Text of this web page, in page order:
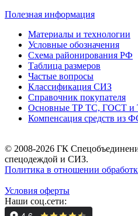
Полезная информация
Материалы и технологии
Условные обозначения
Схема районирования РФ
Таблица размеров
Частые вопросы
Классификация СИЗ
Справочник покупателя
Основные ТР ТС, ГОСТ и
Компенсация средств из
© 2008-2026 ГК
спецодеждой и СИЗ.
Политика в отношении
Условия оферты
Наши соц.сети: